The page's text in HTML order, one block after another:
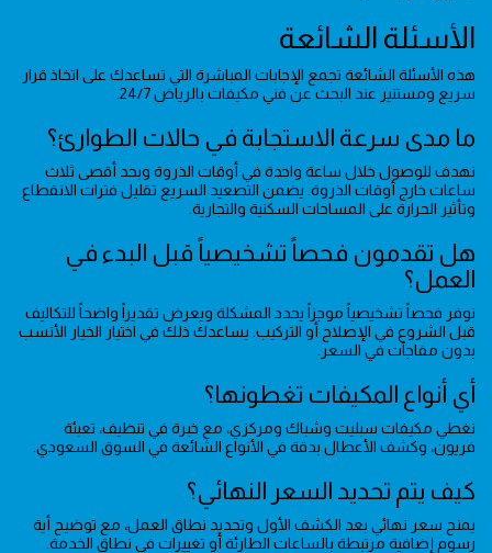
الأسئلة الشائعة
هذه الأسئلة الشائعة تجمع الإجابات المباشرة التي تساعدك على اتخاذ قرار
سريع ومستنير عند البحث عن فني مكيفات بالرياض 24/7.
ما مدى سرعة الاستجابة في حالات الطوارئ؟
نهدف للوصول خلال ساعة واحدة في أوقات الذروة وبحد أقصى ثلاث
ساعات خارج أوقات الذروة. يضمن التصعيد السريع تقليل فترات الانقطاع
وتأثير الحرارة على المساحات السكنية والتجارية.
هل تقدمون فحصاً تشخيصياً قبل البدء في
العمل؟
نوفر فحصاً تشخيصياً موجزاً يحدد المشكلة ويعرض تقديراً واضحاً للتكاليف
قبل الشروع في الإصلاح أو التركيب. يساعدك ذلك في اختيار الخيار الأنسب
بدون مفاجآت في السعر.
أي أنواع المكيفات تغطونها؟
نغطي مكيفات سبليت وشباك ومركزي، مع خبرة في تنظيف، تعبئة
فريون، وكشف الأعطال بدقة في الأنواع الشائعة في السوق السعودي.
كيف يتم تحديد السعر النهائي؟
يمنح سعر نهائي بعد الكشف الأول وتحديد نطاق العمل، مع توضيح أية
رسوم إضافية مرتبطة بالساعات الطارئة أو تغييرات في نطاق الخدمة.